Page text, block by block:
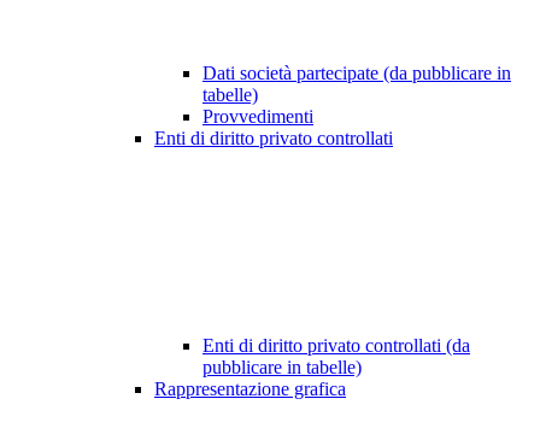
Dati società partecipate (da pubblicare in
tabelle)
Provvedimenti
Enti di diritto privato controllati
Enti di diritto privato controllati (da
pubblicare in tabelle)
Rappresentazione grafica